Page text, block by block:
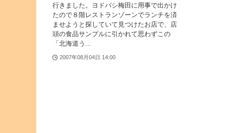
行きました。ヨドバシ梅田に用事で出かけ
たので８階レストランゾーンでランチを済
ませようと探していて見つけたお店で、店
頭の食品サンプルに引かれて思わずこの
「北海道う...
2007年08月04日 14:00